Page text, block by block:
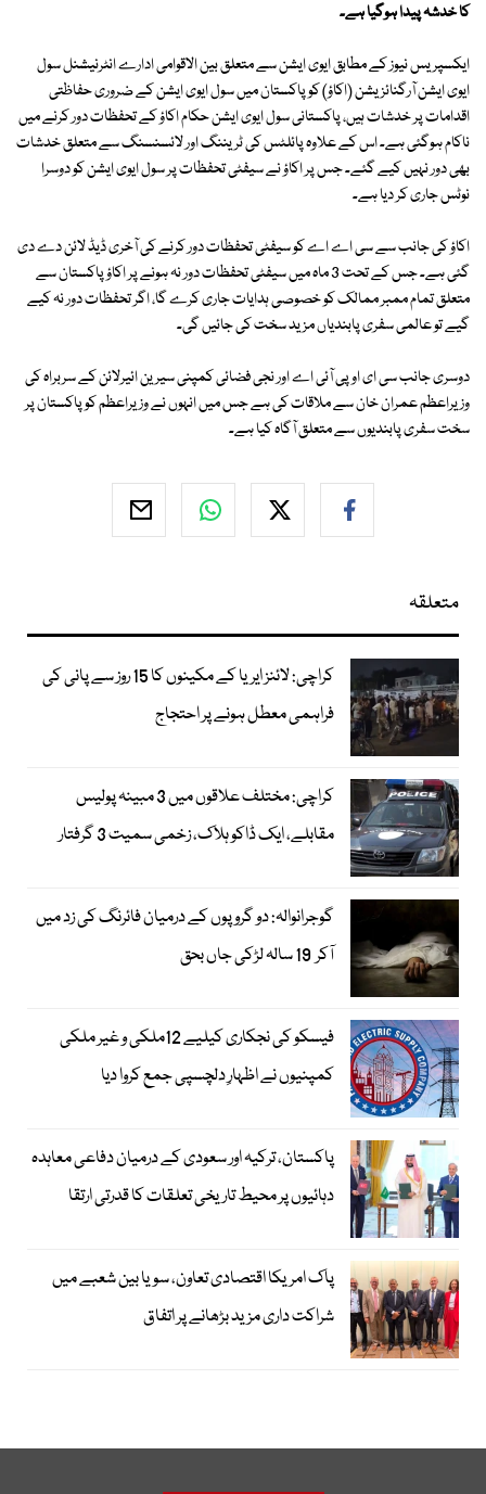
کا خدشہ پیدا ہوگیا ہے۔
ایکسپریس نیوز کے مطابق ایوی ایشن سے متعلق بین الاقوامی ادارے انٹرنیشنل سول
ایوی ایشن آرگنائزیشن (اکاؤ) کو پاکستان میں سول ایوی ایشن کے ضروری حفاظتی
اقدامات پر خدشات ہیں، پاکستانی سول ایوی ایشن حکام اکاؤ کے تحفظات دور کرنے میں
ناکام ہوگئی ہے۔ اس کے علاوہ پائلٹس کی ٹریننگ اور لائسنسنگ سے متعلق خدشات
بھی دور نہیں کیے گئے۔ جس پر اکاؤ نے سیفٹی تحفظات پر سول ایوی ایشن کو دوسرا
نوٹس جاری کر دیا ہے۔
اکاؤ کی جانب سے سی اے اے کو سیفٹی تحفظات دور کرنے کی آخری ڈیڈ لائن دے دی
گئی ہے۔ جس کے تحت 3 ماہ میں سیفٹی تحفظات دور نہ ہونے پر اکاؤ پاکستان سے
متعلق تمام ممبر ممالک کو خصوصی ہدایات جاری کرے گا، اگر تحفظات دور نہ کیے
گیے تو عالمی سفری پابندیاں مزید سخت کی جائیں گی۔
دوسری جانب سی ای او پی آئی اے اور نجی فضائی کمپنی سیرین ائیرلائن کے سربراہ کی
وزیراعظم عمران خان سے ملاقات کی ہے جس میں انہوں نے وزیراعظم کو پاکستان پر
سخت سفری پابندیوں سے متعلق آگاہ کیا ہے۔
متعلقہ
کراچی: لائنز ایریا کے مکینوں کا 15 روز سے پانی کی
فراہمی معطل ہونے پر احتجاج
کراچی: مختلف علاقوں میں 3 مبینہ پولیس
مقابلے، ایک ڈاکو ہلاک، زخمی سمیت 3 گرفتار
گوجرانوالہ: دو گروپوں کے درمیان فائرنگ کی زد میں
آکر 19 سالہ لڑکی جاں بحق
فیسکو کی نجکاری کیلیے 12ملکی و غیر ملکی
کمپنیوں نے اظہارِ دلچسپی جمع کروا دیا
پاکستان، ترکیہ اور سعودی کے درمیان دفاعی معاہدہ
دہائیوں پر محیط تاریخی تعلقات کا قدرتی ارتقا
پاک امریکا اقتصادی تعاون، سویا بین شعبے میں
شراکت داری مزید بڑھانے پر اتفاق